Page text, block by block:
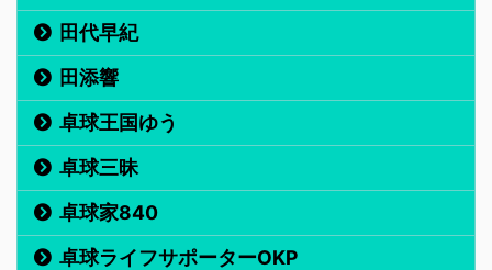
田代早紀
田添響
卓球王国ゆう
卓球三昧
卓球家840
卓球ライフサポーターOKP